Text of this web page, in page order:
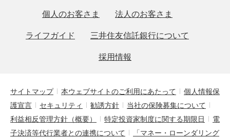
個人のお客さま
法人のお客さま
ライフガイド
三井住友信託銀行について
採用情報
サイトマップ 本ウェブサイトのご利用にあたって
個人情報保
護宣言
セキュリティ 勧誘方針
当社の保険募集について
利益相反管理方針（概要）
特定投資家制度に関する期限日
電
子決済等代行業者との連携について
「マネー・ローンダリング